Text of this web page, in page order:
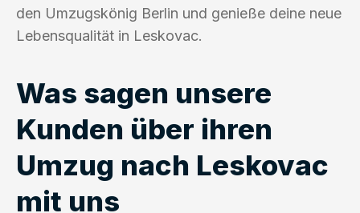
den Umzugskönig Berlin und genieße deine neue
Lebensqualität in Leskovac.
Was sagen unsere
Kunden über ihren
Umzug nach Leskovac
mit uns